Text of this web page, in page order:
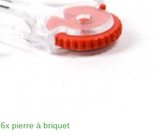
6x pierre à briquet